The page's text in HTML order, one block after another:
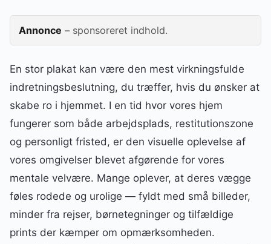
Annonce – sponsoreret indhold.
En stor plakat kan være den mest virkningsfulde
indretningsbeslutning, du træffer, hvis du ønsker at
skabe ro i hjemmet. I en tid hvor vores hjem
fungerer som både arbejdsplads, restitutionszone
og personligt fristed, er den visuelle oplevelse af
vores omgivelser blevet afgørende for vores
mentale velvære. Mange oplever, at deres vægge
føles rodede og urolige — fyldt med små billeder,
minder fra rejser, børnetegninger og tilfældige
prints der kæmper om opmærksomheden.